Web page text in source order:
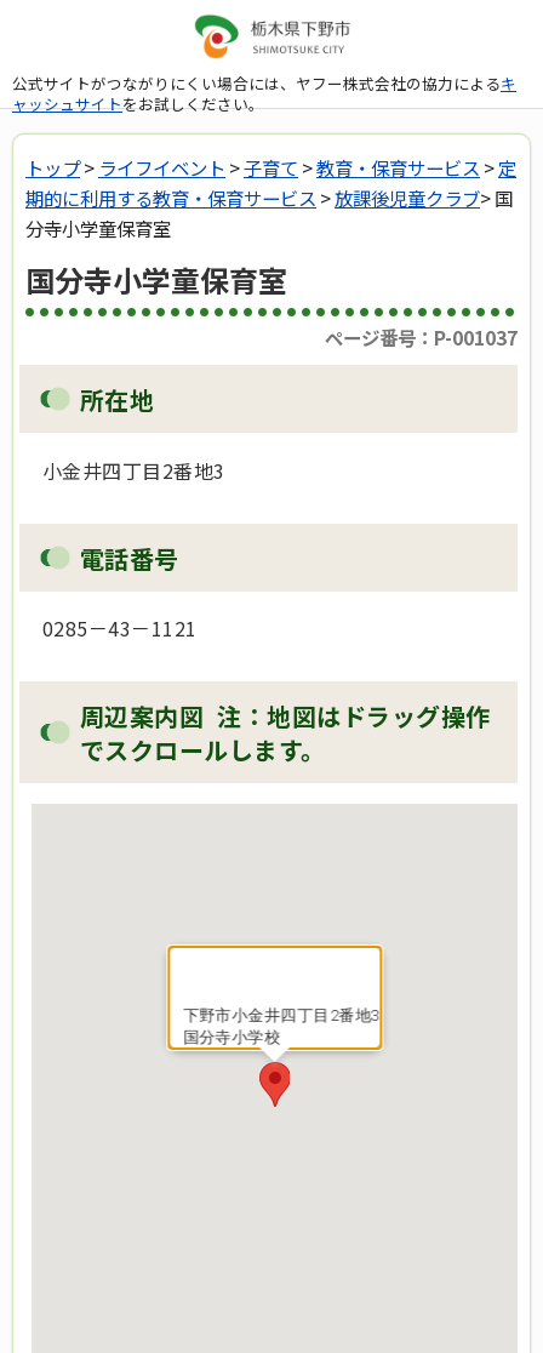
公式サイトがつながりにくい場合には、ヤフー株式会社の協力によるキ
ャッシュサイトをお試しください。
トップ> ライフイベント >子育て >教育・保育サービス >定
期的に利用する教育・保育サービス >放課後児童クラブ> 国
分寺小学童保育室
国分寺小学童保育室
ページ番号：P-001037
所在地
小金井四丁目2番地3
電話番号
0285－43－1121
周辺案内図 注：地図はドラッグ操作
でスクロールします。
下野市小金井四丁目2番地3
国分寺小学校